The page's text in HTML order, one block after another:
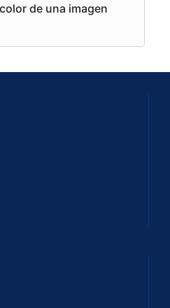
de una imagen